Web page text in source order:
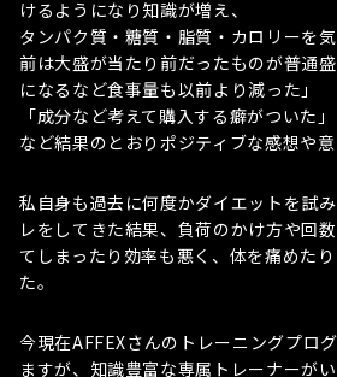
けるようになり知識が増え、
タンパク質・糖質・脂質・カロリーを
前は大盛が当たり前だったものが普通
になるなど食事量も以前より減った」
「成分など考えて購入する癖がついた」
など結果のとおりポジティブな感想や意
私自身も過去に何度かダイエットを試
レをしてきた結果、負荷のかけ方や回
てしまったり効率も悪く、体を痛めた
た。
今現在AFFEXさんのトレーニングプロ
ますが、知識豊富な専属トレーナーが